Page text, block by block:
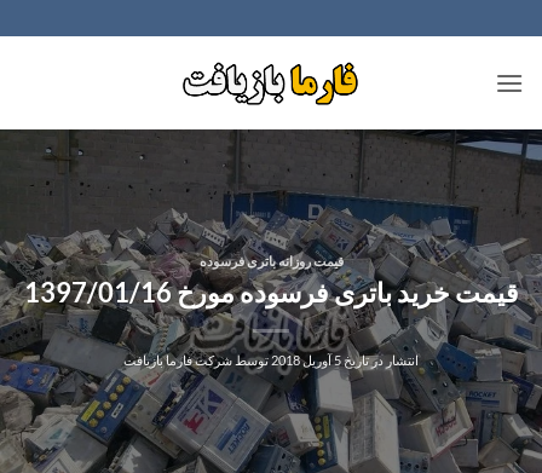
to
content
قیمت روزانه باتری فرسوده
قیمت خرید باتری فرسوده مورخ 1397/01/16
انتشار در تاریخ5 آوریل 2018 توسط شرکت فارما بازیافت